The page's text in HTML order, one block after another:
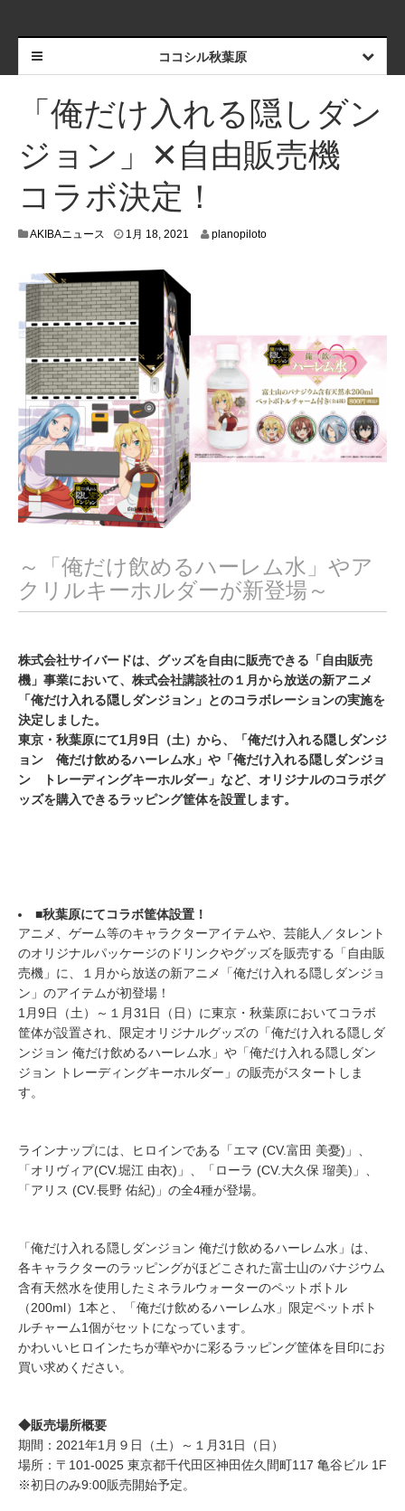
ココシル秋葉原
「俺だけ入れる隠しダン
ジョン」✕自由販売機
コラボ決定！
AKIBAニュース 1月 18, 2021
,
planopiloto
～「俺だけ飲めるハーレム水」やア
クリルキーホルダーが新登場～
株式会社サイバードは、グッズを自由に販売できる「自由販売
機」事業において、株式会社講談社の１月から放送の新アニメ
「俺だけ入れる隠しダンジョン」とのコラボレーションの実施を
決定しました。
東京・秋葉原にて1月9日（土）から、「俺だけ入れる隠しダンジ
ョン 俺だけ飲めるハーレム水」や「俺だけ入れる隠しダンジョ
ン トレーディングキーホルダー」など、オリジナルのコラボグ
ッズを購入できるラッピング筐体を設置します。
■秋葉原にてコラボ筐体設置！
アニメ、ゲーム等のキャラクターアイテムや、芸能人／タレント
のオリジナルパッケージのドリンクやグッズを販売する「自由販
売機」に、１月から放送の新アニメ「俺だけ入れる隠しダンジョ
ン」のアイテムが初登場！
1月9日（土）～１月31日（日）に東京・秋葉原においてコラボ
筐体が設置され、限定オリジナルグッズの「俺だけ入れる隠しダ
ンジョン 俺だけ飲めるハーレム水」や「俺だけ入れる隠しダン
ジョン トレーディングキーホルダー」の販売がスタートしま
す。
ラインナップには、ヒロインである「エマ (CV.富田 美憂)」、
「オリヴィア(CV.堀江 由衣)」、「ローラ (CV.大久保 瑠美)」、
「アリス (CV.長野 佑紀)」の全4種が登場。
「俺だけ入れる隠しダンジョン 俺だけ飲めるハーレム水」は、
各キャラクターのラッピングがほどこされた富士山のバナジウム
含有天然水を使用したミネラルウォーターのペットボトル
（200ml）1本と、「俺だけ飲めるハーレム水」限定ペットボト
ルチャーム1個がセットになっています。
かわいいヒロインたちが華やかに彩るラッピング筐体を目印にお
買い求めください。
◆販売場所概要
期間：2021年1月９日（土）～１月31日（日）
場所：〒101-0025 東京都千代田区神田佐久間町117 亀谷ビル 1F
※初日のみ9:00販売開始予定。